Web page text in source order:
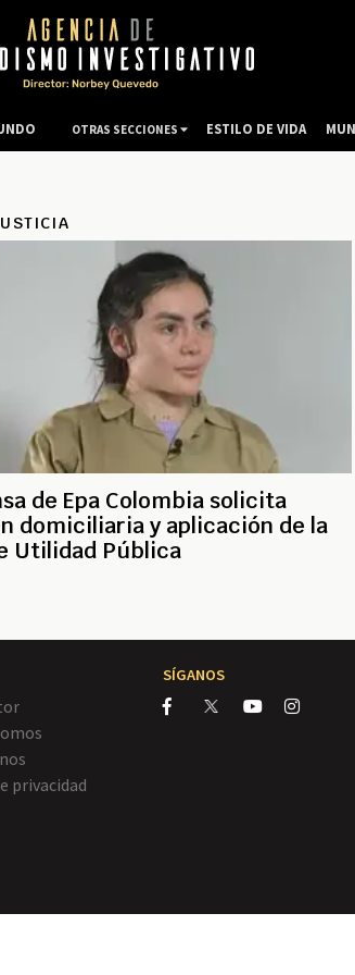
de Epa Colombia solicita
domiciliaria y aplicación de la
Utilidad Pública
privacidad
SÍGANOS
OTRAS SECCIONES ESTILO DE VIDA